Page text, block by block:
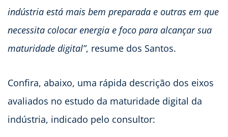
indústria está mais bem preparada e outras em que
necessita colocar energia e foco para alcançar sua
maturidade digital”, resume dos Santos.
Confira, abaixo, uma rápida descrição dos eixos
avaliados no estudo da maturidade digital da
indústria, indicado pelo consultor: